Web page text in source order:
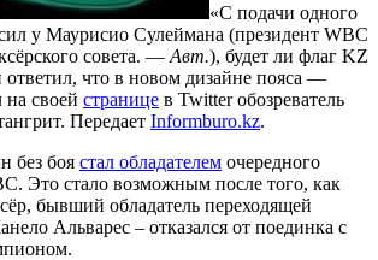
«С подачи одного
у Маурисио Сулеймана (президент WBC
совета. — Авт.), будет ли флаг KZ
что в новом дизайне пояса —
своей странице в Twitter обозреватель
Передает Informburo.kz.
без боя стал обладателем очередного
Это стало возможным после того, как
бывший обладатель переходящей
Альварес – отказался от поединка с